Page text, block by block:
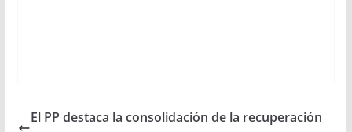
El PP destaca la consolidación de la recuperación